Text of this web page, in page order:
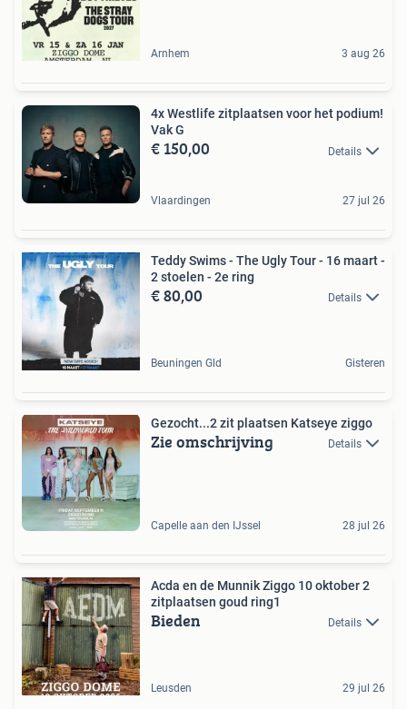
Arnhem 3 aug 26
4x Westlife zitplaatsen voor het podium!
Vak G
€ 150,00 Details
Vlaardingen 27 jul 26
Teddy Swims - The Ugly Tour - 16 maart -
2 stoelen - 2e ring
€ 80,00 Details
Beuningen Gld Gisteren
Gezocht...2 zit plaatsen Katseye ziggo
Zie omschrijving Details
Capelle aan den IJssel 28 jul 26
Acda en de Munnik Ziggo 10 oktober 2
zitplaatsen goud ring1
Bieden Details
Leusden 29 jul 26